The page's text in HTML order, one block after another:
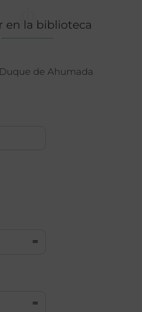
en la biblioteca
de Ahumada